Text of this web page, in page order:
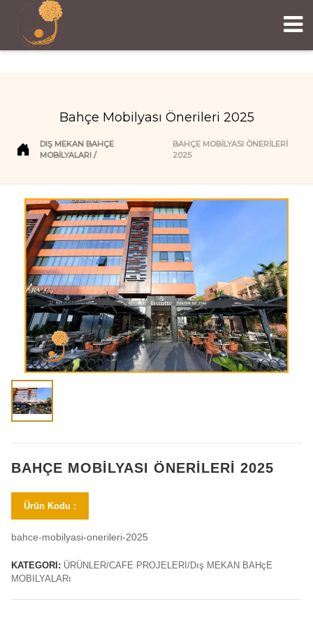
Bahçe Mobilyası Önerileri 2025
DIŞ MEKAN BAHÇE
MOBILYALARI
BAHÇE MOBILYASI ÖNERILERI
2025
BAHÇE MOBILYASI ÖNERILERI 2025
Ürün Kodu :
bahce-mobilyasi-onerileri-2025
KATEGORI: ÜRÜNLER/CAFE PROJELERI/Dış MEKAN BAHçE
MOBILYALARı